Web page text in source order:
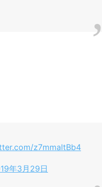
z7mmaltBb4
年3月29日